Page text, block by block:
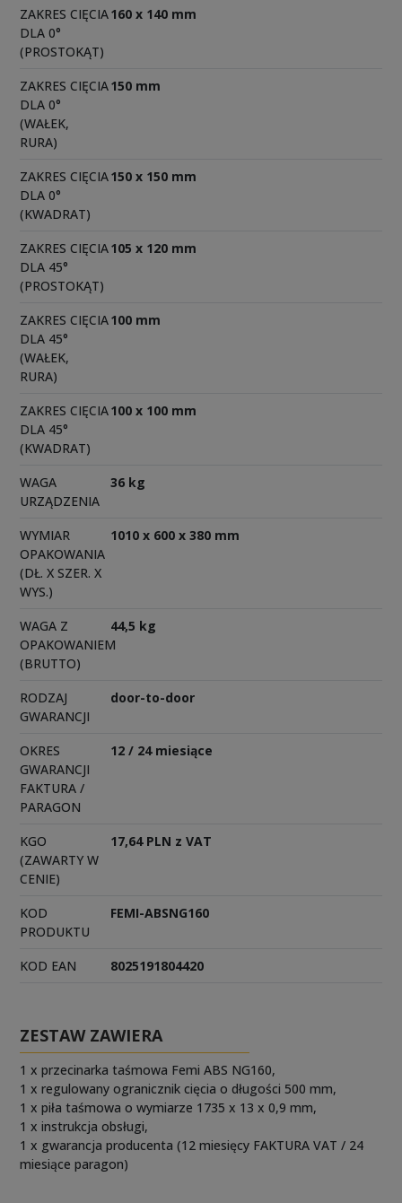
ZAKRES CIĘCIA
DLA 0°
(PROSTOKĄT)
160 x 140 mm
ZAKRES CIĘCIA
DLA 0°
(WAŁEK,
RURA)
150 mm
ZAKRES CIĘCIA
DLA 0°
(KWADRAT)
150 x 150 mm
ZAKRES CIĘCIA
DLA 45°
(PROSTOKĄT)
105 x 120 mm
ZAKRES CIĘCIA
DLA 45°
(WAŁEK,
RURA)
100 mm
ZAKRES CIĘCIA
DLA 45°
(KWADRAT)
100 x 100 mm
WAGA
URZĄDZENIA
36 kg
WYMIAR
OPAKOWANIA
(DŁ. X SZER. X
WYS.)
1010 x 600 x 380 mm
WAGA Z
OPAKOWANIEM
(BRUTTO)
44,5 kg
RODZAJ
GWARANCJI
door-to-door
OKRES
GWARANCJI
FAKTURA /
PARAGON
12 / 24 miesiące
KGO
(ZAWARTY W
CENIE)
17,64 PLN z VAT
KOD
PRODUKTU
FEMI-ABSNG160
KOD EAN 8025191804420
ZESTAW ZAWIERA
1 x przecinarka taśmowa Femi ABS NG160,
1 x regulowany ogranicznik cięcia o długości 500 mm,
1 x piła taśmowa o wymiarze 1735 x 13 x 0,9 mm,
1 x instrukcja obsługi,
1 x gwarancja producenta (12 miesięcy FAKTURA VAT / 24
miesiące paragon)